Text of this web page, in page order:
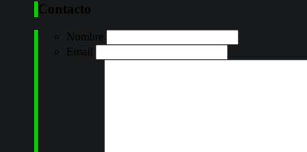
Contacto
Nombre
Email